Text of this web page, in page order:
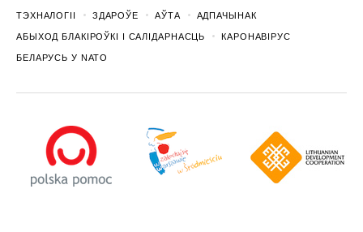
ТЭХНАЛОГІІ ЗДАРОЎЕ АЎТА АДПАЧЫНАК
АБЫХОД БЛАКІРОЎКІ І САЛІДАРНАСЦЬ КАРОНАВІРУС
БЕЛАРУСЬ У NATO